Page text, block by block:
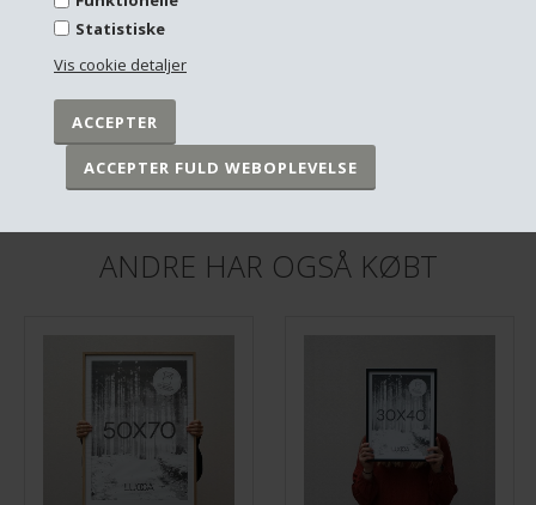
Statistiske
Vis cookie detaljer
DKK 249,00
På lager
DKK 299,00
På lager
ANDRE HAR OGSÅ KØBT